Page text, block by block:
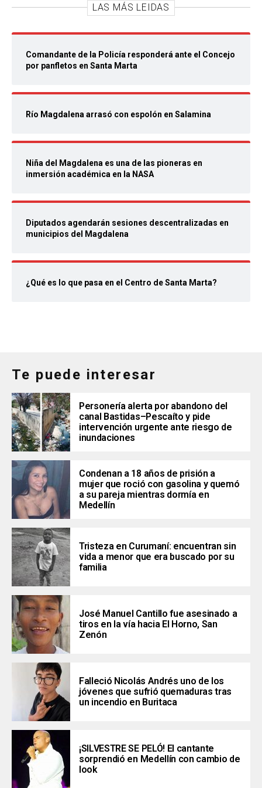
LAS MÁS LEIDAS
Comandante de la Policía responderá ante el Concejo
por panfletos en Santa Marta
Río Magdalena arrasó con espolón en Salamina
Niña del Magdalena es una de las pioneras en
inmersión académica en la NASA
Diputados agendarán sesiones descentralizadas en
municipios del Magdalena
¿Qué es lo que pasa en el Centro de Santa Marta?
Te puede interesar
Personería alerta por abandono del
canal Bastidas–Pescaíto y pide
intervención urgente ante riesgo de
inundaciones
Condenan a 18 años de prisión a
mujer que roció con gasolina y quemó
a su pareja mientras dormía en
Medellín
Tristeza en Curumaní: encuentran sin
vida a menor que era buscado por su
familia
José Manuel Cantillo fue asesinado a
tiros en la vía hacia El Horno, San
Zenón
Falleció Nicolás Andrés uno de los
jóvenes que sufrió quemaduras tras
un incendio en Buritaca
¡SILVESTRE SE PELÓ! El cantante
sorprendió en Medellín con cambio de
look